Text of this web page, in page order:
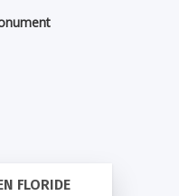
FLORIDE